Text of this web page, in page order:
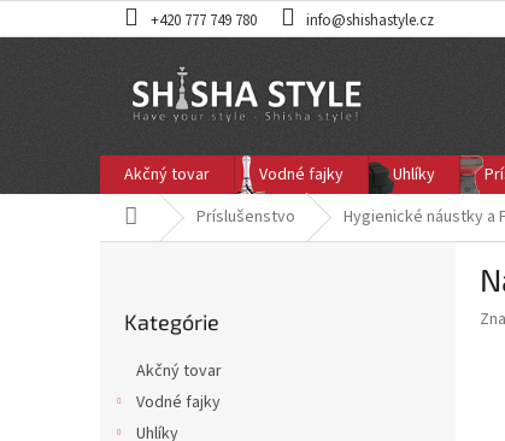
na
+420 777 749 780 info@shishastyle.cz
Akčný tovar Vodné fajky Uhlíky
DomovPríslušenstvo Hygienické náustky a
kategórie
Kategórie
Akčný tovar
Vodné fajky
Uhlíky